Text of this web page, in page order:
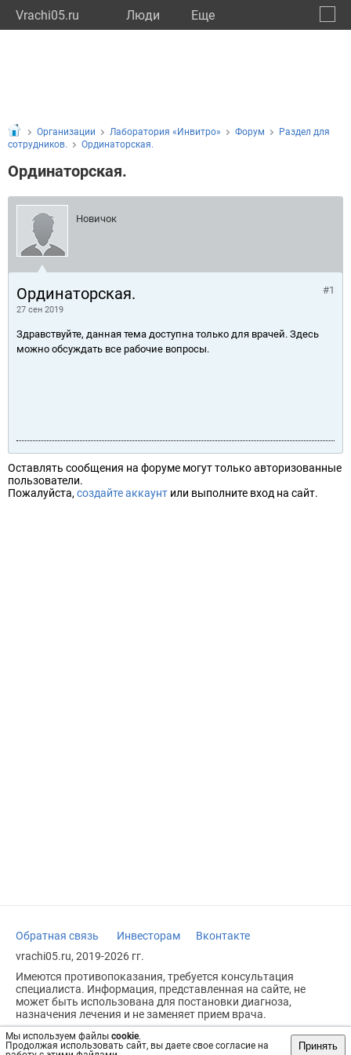
Vrachi05.ru Люди Eще
Мы используем файлы cookie.
Продолжая использовать сайт, вы даете свое согласие на
Принять
Организации Лаборатория «Инвитро» Форум
Раздел для
сотрудников.
Ординаторская.
Ординаторская.
Новичок
Ординаторская.
27 сен 2019
#1
Здравствуйте, данная тема доступна только для врачей. Здесь
можно обсуждать все рабочие вопросы.
Оставлять сообщения на форуме могут только авторизованные
пользователи.
Пожалуйста, создайте аккаунт или выполните вход на сайт.
Обратная связь Инвесторам
Вконтакте
vrachi05.ru, 2019-2026 гг.
Имеются противопоказания, требуется консультация
специалиста. Информация, представленная на сайте, не
может быть использована для постановки диагноза,
назначения лечения и не заменяет прием врача.
Возрастное ограничение: 18+